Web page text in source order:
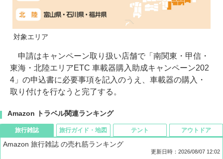
対象エリア
申請はキャンペーン取り扱い店舗で「南関東・甲信・
東海・北陸エリアETC 車載器購入助成キャンペーン202
4」の申込書に必要事項を記入のうえ、車載器の購入・
取り付けを行なうと完了する。
Amazon トラベル関連ランキング
旅行雑誌
Amazon 旅行雑誌 の売れ筋ランキング
更新日時：2026/08/07 12:02
旅行ガイド・地図 テント アウトドア